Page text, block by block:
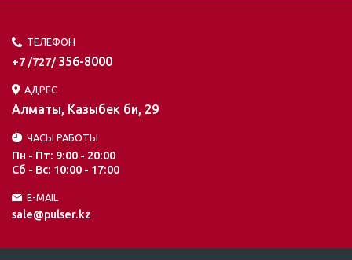
ТЕЛЕФОН
+7 /727/ 356-8000
АДРЕС
Алматы, Казыбек би, 29
ЧАСЫ РАБОТЫ
Пн - Пт: 9:00 - 20:00
Сб - Вс: 10:00 - 17:00
E-MAIL
sale@pulser.kz